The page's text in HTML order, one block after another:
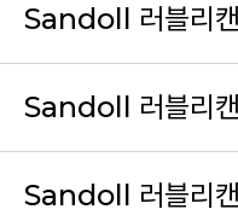
Sandoll 러블리
Sandoll 러블리
Sandoll 러블리